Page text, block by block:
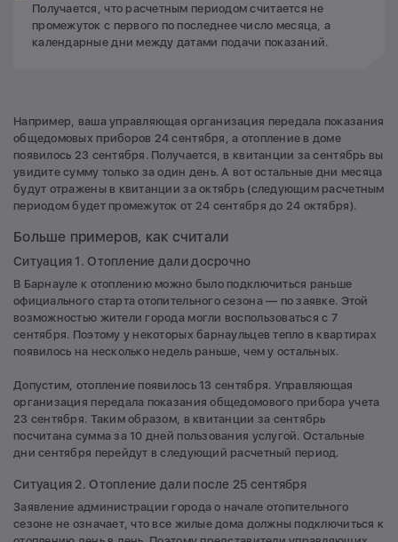
Получается, что расчетным периодом считается не
промежуток с первого по последнее число месяца, а
календарные дни между датами подачи показаний.
Например, ваша управляющая организация передала показания
общедомовых приборов 24 сентября, а отопление в доме
появилось 23 сентября. Получается, в квитанции за сентябрь вы
увидите сумму только за один день. А вот остальные дни месяца
будут отражены в квитанции за октябрь (следующим расчетным
периодом будет промежуток от 24 сентября до 24 октября).
Больше примеров, как считали
Ситуация 1. Отопление дали досрочно
В Барнауле к отоплению можно было подключиться раньше
официального старта отопительного сезона — по заявке. Этой
возможностью жители города могли воспользоваться с 7
сентября. Поэтому у некоторых барнаульцев тепло в квартирах
появилось на несколько недель раньше, чем у остальных.
Допустим, отопление появилось 13 сентября. Управляющая
организация передала показания общедомового прибора учета
23 сентября. Таким образом, в квитанции за сентябрь
посчитана сумма за 10 дней пользования услугой. Остальные
дни сентября перейдут в следующий расчетный период.
Ситуация 2. Отопление дали после 25 сентября
Заявление администрации города о начале отопительного
сезоне не означает, что все жилые дома должны подключиться к